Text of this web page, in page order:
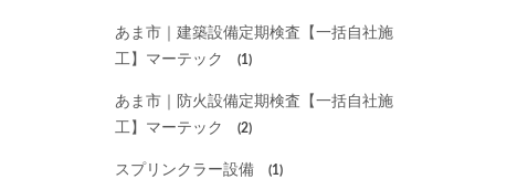
あま市｜建築設備定期検査【一括自社施
工】マーテック
(1)
あま市｜防火設備定期検査【一括自社施
工】マーテック
(2)
スプリンクラー設備 (1)